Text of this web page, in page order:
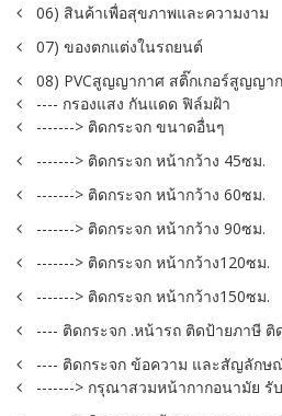
06) สินค้าเพื่อสุขภาพและความงาม
07) ของตกแต่งในรถยนต์
08) PVCสูญญากาศ สติ๊กเกอร์สูญญา
---- กรองแสง กันแดด ฟิล์มฝ้า
-------> ติดกระจก ขนาดอื่นๆ
-------> ติดกระจก หน้ากว้าง 45ซม.
-------> ติดกระจก หน้ากว้าง 60ซม.
-------> ติดกระจก หน้ากว้าง 90ซม.
-------> ติดกระจก หน้ากว้าง120ซม.
-------> ติดกระจก หน้ากว้าง150ซม.
---- ติดกระจก .หน้ารถ ติดป้ายภาษี ติ
---- ติดกระจก ข้อความ และสัญลักษ
-------> กรุณาสวมหน้ากากอนามัย รั